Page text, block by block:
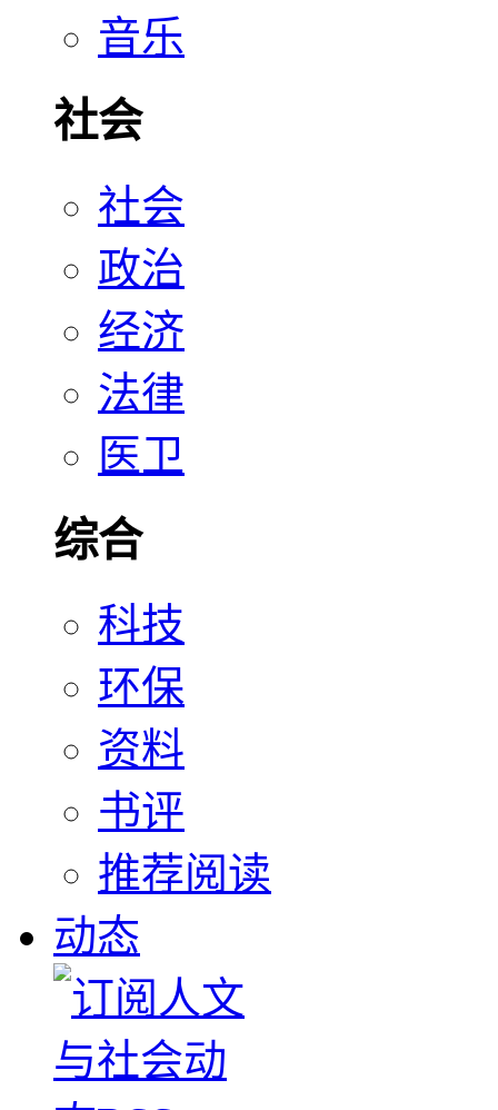
音乐
社会
社会
政治
经济
法律
医卫
综合
科技
环保
资料
书评
推荐阅读
动态